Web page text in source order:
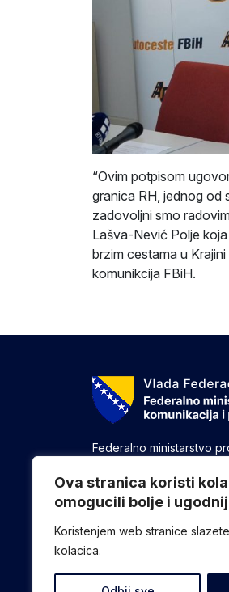
Ova stranica koristi
omogucili bolje i
Koristenjem web stranice
kolacica.
“Ovim potpisom
granica RH, jednog od
zadovoljni smo
Lašva-Nević Polje
brzim cestama u
komunikcija FBiH.
Federalno ministarstvo
druge poslove utvrđene
se odnose na
Federacije u oblasti
komunikacija.